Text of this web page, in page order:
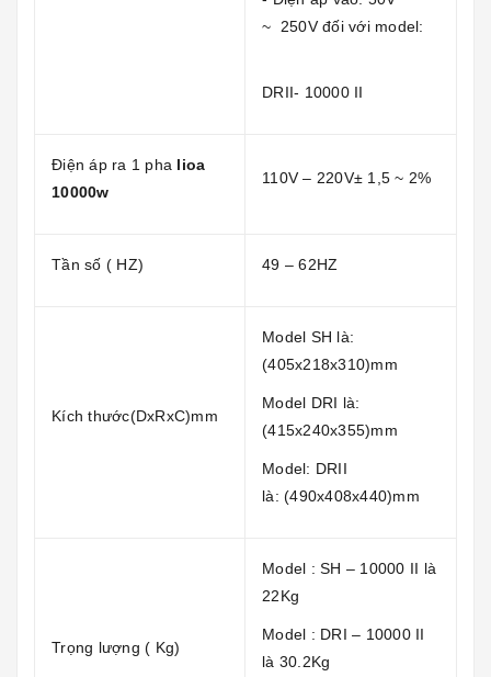
~ 250V đối với model:
DRII- 10000 II
Điện áp ra 1 pha lioa
10000w
110V – 220V± 1,5 ~ 2%
Tần số ( HZ) 49 – 62HZ
Kích thước(DxRxC)mm
Model SH là:
(405x218x310)mm
Model DRI là:
(415x240x355)mm
Model: DRII
là: (490x408x440)mm
Trọng lượng ( Kg)
Model : SH – 10000 II là
22Kg
Model : DRI – 10000 II
là 30.2Kg